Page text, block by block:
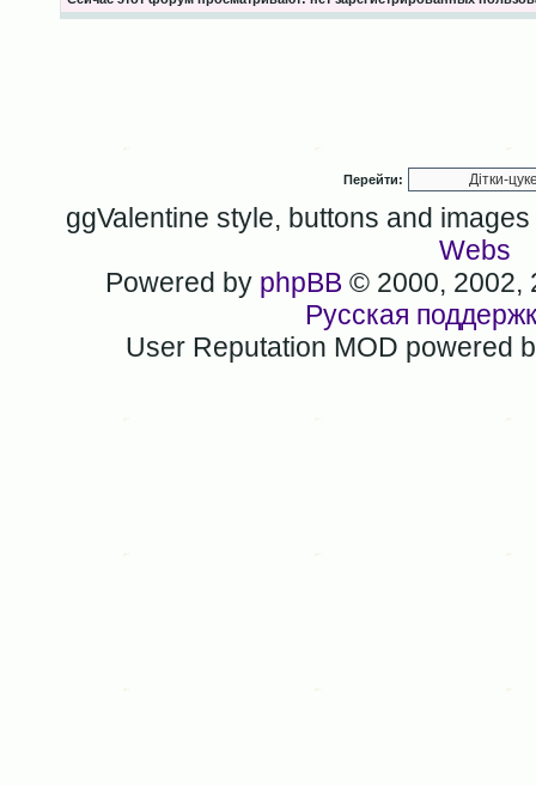
Перейти:
ggValentine style, buttons and
Webs
Powered by phpBB © 2000, 2002,
Русская
User Reputation MOD powered